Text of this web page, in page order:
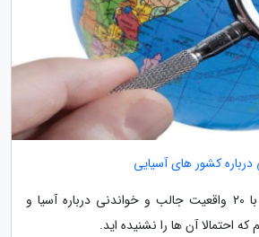
کشور های آسیایی
در ادامه مطلب شما را با 20 واقعیت جالب و خواندنی درباره آسیا و
احتمالا آن ها را نشنیده اید.